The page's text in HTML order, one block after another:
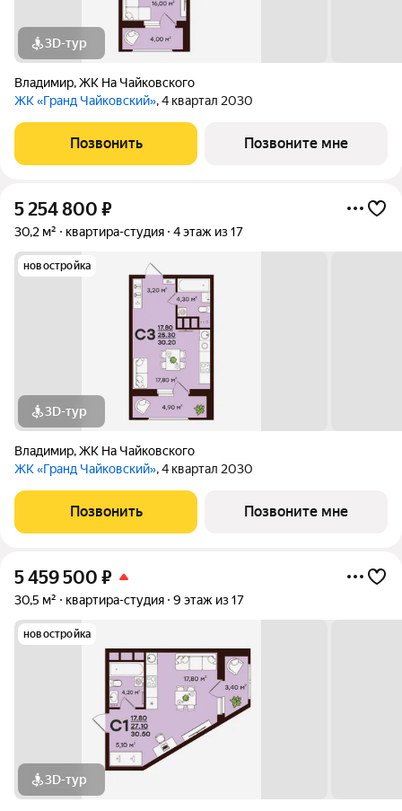
3D-тур
Владимир,ЖК На Чайковского
ЖК «Гранд Чайковский», 4 квартал 2030
Позвонить Позвоните мне
5 254 800 ₽
30,2 м² квартира-студия 4 этаж из 17
новостройка
3D-тур
Владимир,ЖК На Чайковского
ЖК «Гранд Чайковский», 4 квартал 2030
Позвонить Позвоните мне
5 459 500 ₽
30,5 м² квартира-студия 9 этаж из 17
новостройка
3D-тур